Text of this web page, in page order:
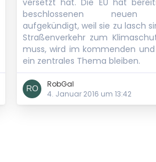
versetzt hat. Die EU hat
beschlossenen neuen
aufgekündigt, weil sie zu lasch
Straßenverkehr zum
muss, wird im kommenden
ein zentrales Thema bleiben.
RobGal
4. Januar 2016 um 13:42